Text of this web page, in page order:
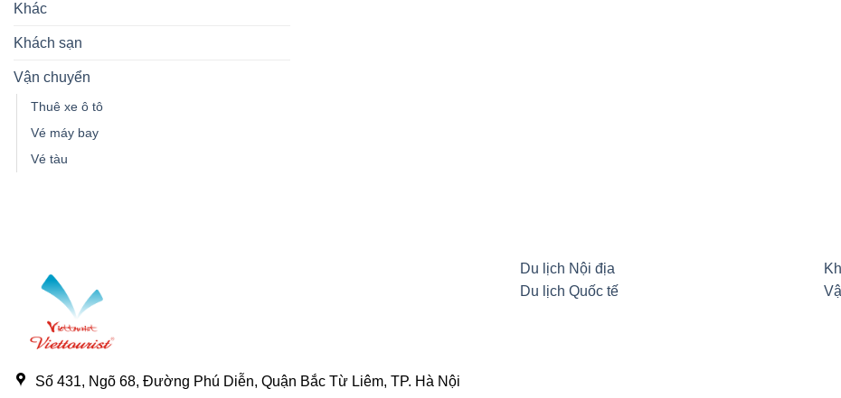
Khác
Khách sạn
Vận chuyển
Thuê xe ô tô
Vé máy bay
Vé tàu
Số 431, Ngõ 68, Đường Phú Diễn, Quận Bắc Từ Liêm, TP. Hà Nội
Du lịch Nội địa
Du lịch Quốc tế